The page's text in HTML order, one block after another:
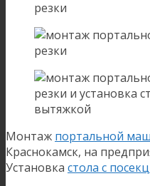
Монтаж портальной
Краснокамск, на
Установка стола с